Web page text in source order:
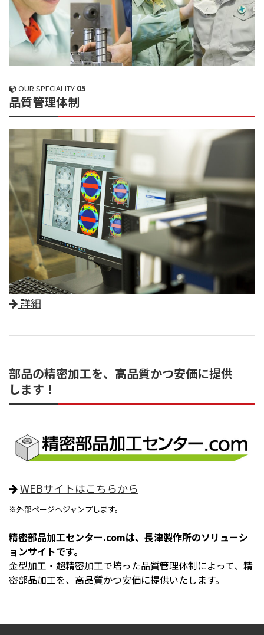
OUR SPECIALITY 05
品質管理体制
詳細
部品の精密加工を、高品質かつ安価に提供
します！
WEBサイトはこちらから
※外部ページへジャンプします。
精密部品加工センター.comは、長津製作所のソリューシ
ョンサイトです。
金型加工・超精密加工で培った品質管理体制によって、精
密部品加工を、高品質かつ安価に提供いたします。